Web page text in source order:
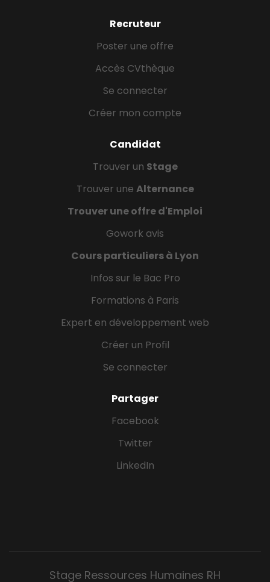
Recruteur
Poster une offre
Accès CVthèque
Se connecter
Créer mon compte
Candidat
Trouver un Stage
Trouver une Alternance
Trouver une offre d'Emploi
Gowork avis
Cours particuliers à Lyon
Infos sur le Bac Pro
Formations à Paris
Expert en développement web
Créer un Profil
Se connecter
Partager
Facebook
Twitter
LinkedIn
Stage Ressources Humaines RH